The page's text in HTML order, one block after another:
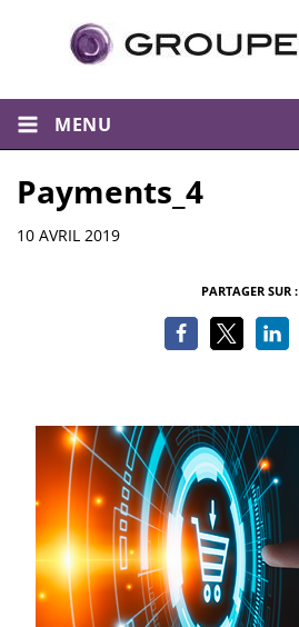
MENU
Payments_4
Informations
10 AVRIL 2019
PARTAGER SUR :